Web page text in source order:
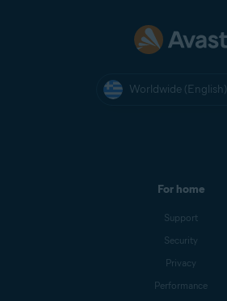
Worldwide (English)
For home
Support
Security
Privacy
Performance